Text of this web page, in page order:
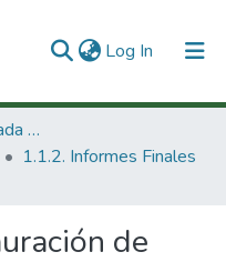
Log In (current)
1. Investigación Financiada con Recursos Públicos
1.1.2. Informes Finales
de